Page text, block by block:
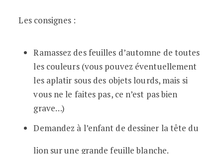
Les consignes :
Ramassez des feuilles d’automne de toutes
les couleurs (vous pouvez éventuellement
les aplatir sous des objets lourds, mais si
vous ne le faites pas, ce n’est pas bien
grave…)
Demandez à l’enfant de dessiner la tête du
lion sur une grande feuille blanche.